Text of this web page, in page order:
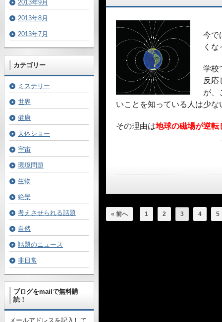
今で
く
学校
反応
が、
いことを知っている人は少な
その理由は地球の磁場が逆転
« 前へ 1 2 3 4 5
2013年9月
2013年8月
2013年7月
カテゴリー
ミステリー
世界
健康
天体ショー
宇宙
環境問題
生物
絶景
考えさせられる話題
自然
話題のニュース
非日常
ブログをmailで無料購
読！
メールアドレスを記入して